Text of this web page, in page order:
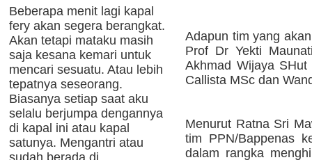
Beberapa menit lagi kapal
fery akan segera berangkat.
Akan tetapi mataku masih
saja kesana kemari untuk
mencari sesuatu. Atau lebih
tepatnya seseorang.
Biasanya setiap saat aku
selalu berjumpa dengannya
di kapal ini atau kapal
satunya. Mengantri atau
sudah berada di ...
Adapun tim yang
Prof Dr Yekti
Akhmad Wijaya
Callista MSc dan
Menurut Ratna Sri
tim PPN/Bappenas
dalam rangka